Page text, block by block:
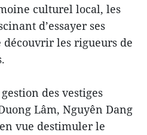
culturel local, les
d’essayer ses
découvrir les rigueurs de
des vestiges
Lâm, Nguyên Dang
vue destimuler le